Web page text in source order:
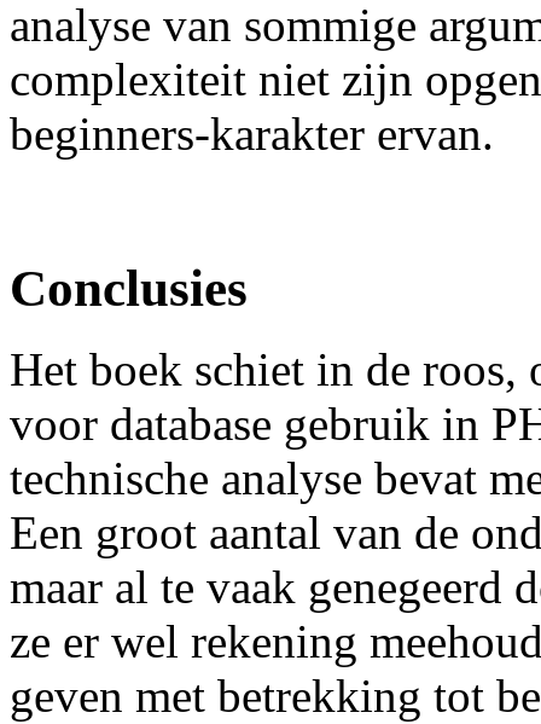
analyse van sommige
complexiteit niet zijn
beginners-karakter ervan.
Conclusies
Het boek schiet in de roos,
voor database gebruik in
technische analyse bevat
Een groot aantal van de
maar al te vaak genegeerd
ze er wel rekening
geven met betrekking tot